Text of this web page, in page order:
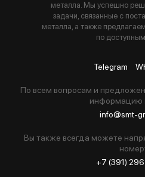
металла. Мы успешно
задачи, связанные с
металла, а также
по
Telegram
По всем вопросам и
информацию
info@smt-
Вы также всегда можете
+7 (391)